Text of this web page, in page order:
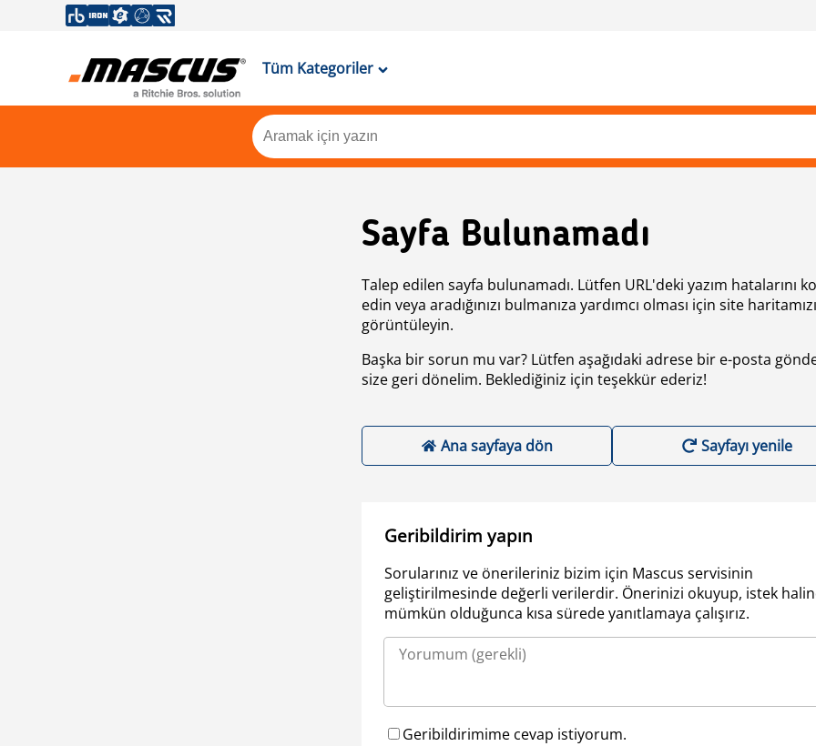
Tüm Kategoriler
Sayfa Bulunamadı
Talep edilen sayfa bulunamadı. Lütfen URL'deki yazım hatalarını
edin veya aradığınızı bulmanıza yardımcı olması için site haritamızı
görüntüleyin.
Başka bir sorun mu var? Lütfen aşağıdaki adrese bir e-posta
size geri dönelim. Beklediğiniz için teşekkür ederiz!
Ana sayfaya dön Sayfayı yenile
Geribildirim yapın
Sorularınız ve önerileriniz bizim için Mascus servisinin
geliştirilmesinde değerli verilerdir. Önerinizi okuyup, istek
mümkün olduğunca kısa sürede yanıtlamaya çalışırız.
Geribildirimime cevap istiyorum.